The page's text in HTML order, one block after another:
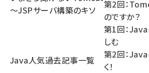
〜JSPサーバ構築のキソ
第2回：
のですか？
Java人気過去記事一覧
第1回：
しむ
第2回：
く！